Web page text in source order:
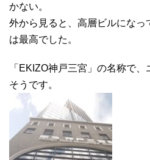
かない。
外から見ると、高層ビルになっ
は最高でした。
「EKIZO神戸三宮」の名称で
そうです。